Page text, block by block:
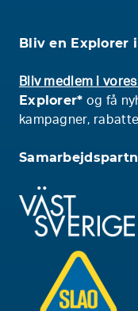
Bliv en Explorer
Bliv medlem i
Explorer* og få
kampagner,